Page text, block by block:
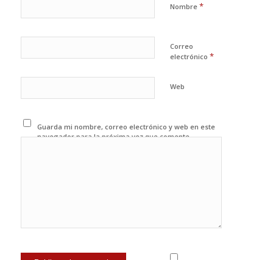
Nombre *
Correo
electrónico *
Web
Guarda mi nombre, correo electrónico y web en este
navegador para la próxima vez que comente.